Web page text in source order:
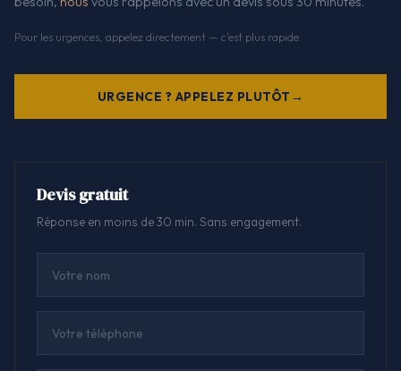
Pour les urgences, appelez directement — c'est plus rapide.
URGENCE ? APPELEZ PLUTÔT
Devis gratuit
Réponse en moins de 30 min. Sans engagement.